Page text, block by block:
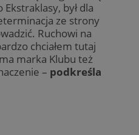
Ekstraklasy, był dla
ze strony
Ruchowi na
chciałem tutaj
marka Klubu też
– podkreśla